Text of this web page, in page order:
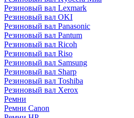
Резиновый вал Lexmark
Резиновый вал OKI
Резиновый вал Panasonic
Резиновый вал Pantum
Резиновый вал Ricoh
Резиновый вал Riso
Резиновый вал Samsung
Резиновый вал Sharp
Резиновый вал Toshiba
Резиновый вал Xerox
Ремни
Ремни Canon